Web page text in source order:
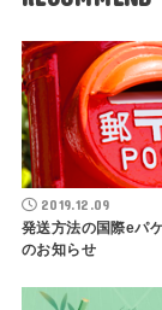
2019.12.09
発送方法の国際eパ
のお知らせ